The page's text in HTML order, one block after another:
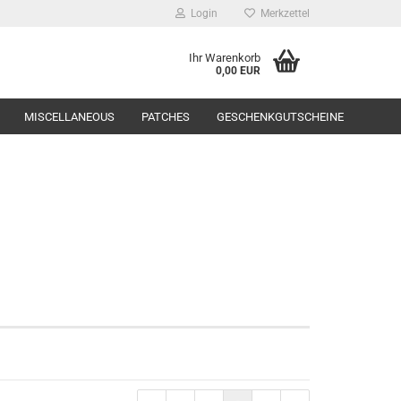
Login Merkzettel
Ihr Warenkorb
0,00 EUR
MISCELLANEOUS PATCHES GESCHENKGUTSCHEINE